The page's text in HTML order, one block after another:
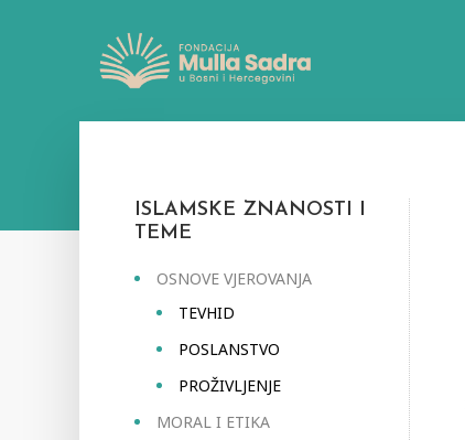
ISLAMSKE ZNANOSTI I
TEME
OSNOVE VJEROVANJA
TEVHID
POSLANSTVO
PROŽIVLJENJE
MORAL I ETIKA